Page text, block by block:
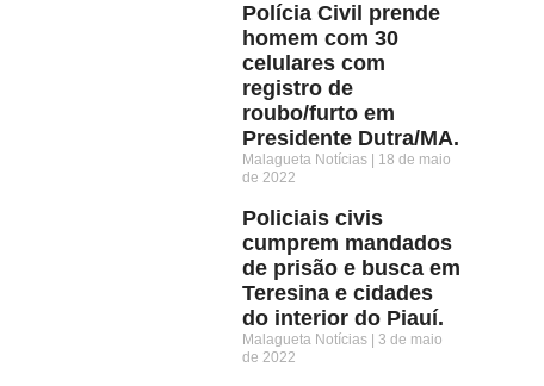
Polícia Civil prende
homem com 30
celulares com
registro de
roubo/furto em
Presidente Dutra/MA.
Malagueta Notícias
18 de maio
de 2022
Policiais civis
cumprem mandados
de prisão e busca em
Teresina e cidades
do interior do Piauí.
Malagueta Notícias
3 de maio
de 2022